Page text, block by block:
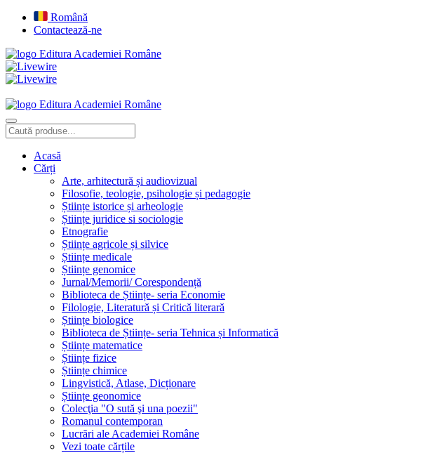
Română
Contactează-ne
Editura Academiei Române
Editura Academiei Române
Acasă
Cărți
Arte, arhitectură și audiovizual
Filosofie, teologie, psihologie și pedagogie
Științe istorice și arheologie
Științe juridice si sociologie
Etnografie
Științe agricole și silvice
Științe medicale
Științe genomice
Jurnal/Memorii/ Corespondență
Biblioteca de Științe- seria Economie
Filologie, Literatură și Critică literară
Științe biologice
Biblioteca de Științe- seria Tehnica și Informatică
Științe matematice
Științe fizice
Științe chimice
Lingvistică, Atlase, Dicționare
Științe geonomice
Colecţia "O sută şi una poezii"
Romanul contemporan
Lucrări ale Academiei Române
Vezi toate cărțile